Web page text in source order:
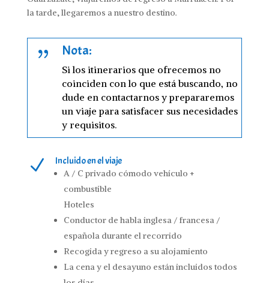
la tarde, llegaremos a nuestro destino.
{ Nota:
Si los itinerarios que ofrecemos no
coinciden con lo que está buscando, no
dude en contactarnos y prepararemos
un viaje para satisfacer sus necesidades
y requisitos.
N Incluido en el viaje
A / C privado cómodo vehículo +
combustible
Hoteles
Conductor de habla inglesa / francesa /
española durante el recorrido
Recogida y regreso a su alojamiento
La cena y el desayuno están incluidos todos